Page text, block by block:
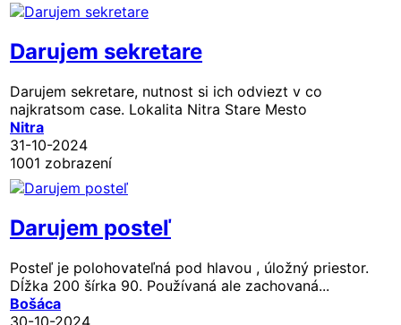
Darujem sekretare
Darujem sekretare, nutnost si ich odviezt v co
najkratsom case. Lokalita Nitra Stare Mesto
Nitra
31-10-2024
1001 zobrazení
Darujem posteľ
Posteľ je polohovateľná pod hlavou , úložný priestor.
Dĺžka 200 šírka 90. Používaná ale zachovaná...
Bošáca
30-10-2024